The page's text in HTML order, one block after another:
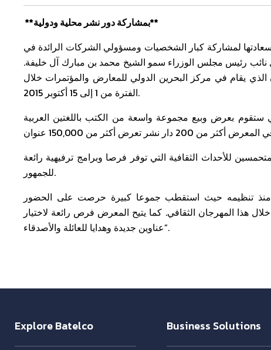
**بمشاركة دور نشر محلية ودولية**
لمشاركة كبار الشخصيات ومسؤولي الشركات الرائدة في
في 1 أكتوبر. وقد افتتح الحفل نائب رئيس مجلس الوزراء سمو الشيخ محمد بن مبارك آل خليفة.
الذي يقام في مركز البحرين الدولي للمعارض والمؤتمرات خلال
الفترة من 1 إلى 15 أكتوبر 2015.
ستقوم بعرض وبيع مجموعة واسعة من الكتب باللغتين العربية
للأحداث الثقافية التي توفر فرصا وبرامج ترفيهية رائعة
للجمهور.
منذ تنظيمه حيث استقطب جموعا كبيرة حرصت على الحضور
هذا المهرجان الثقافي. كما يتيح المعرض فرص رائعة لاختيار
عناوين جديدة وهدايا للعائلة والأصدقاء”.
Explore Batelco Business Solutions